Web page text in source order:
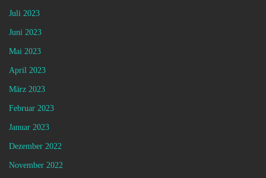
Juli 2023
Juni 2023
Mai 2023
April 2023
März 2023
Februar 2023
Januar 2023
Dezember 2022
November 2022